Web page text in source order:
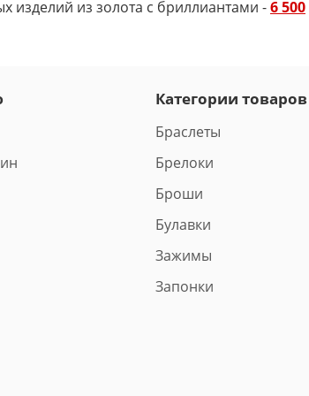
изделий из золота с бриллиантами -6 500
Категории товаров
Браслеты
Брелоки
Броши
Булавки
Зажимы
Запонки